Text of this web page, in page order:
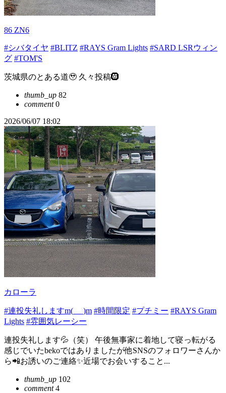
86 ZN6
#シバタイヤ #BLITZ #RAYS Gram Lights #SARD LSRウィン
グ #TOM'S
茨城県のとある道🥹 久々投稿🛞
thumb_up 82
comment0
2026/06/07 18:02
カローラ
#連投失礼しますm(_ _)m #時間限定 #プチミー #RAYS Gram
Lights #雰囲気レーシー
連投失礼します💦（笑） 午後無事家に着地して寝っ転がる
感じでいたbekoではありましたが他SNSのフォロワーさんか
ら📲お誘いのご連絡✨近場でお会いすること...
thumb_up 102
comment4